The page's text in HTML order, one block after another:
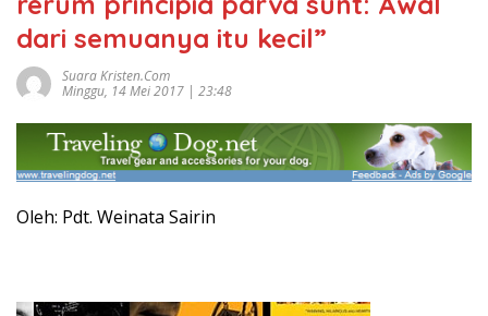
dari semuanya itu kecil”
Suara Kristen.com
Minggu, 14 Mei 2017 | 23:48
Oleh: Pdt. Weinata Sairin